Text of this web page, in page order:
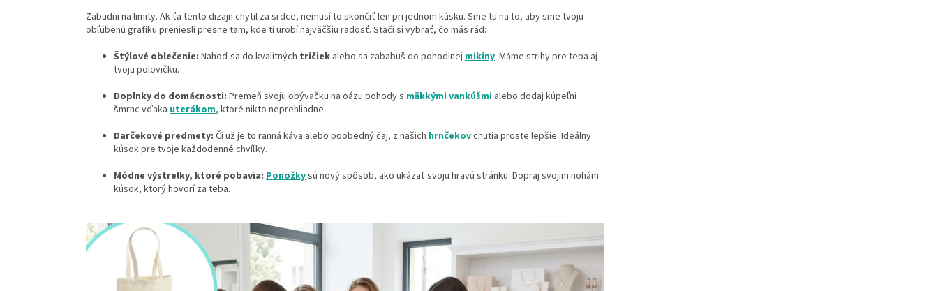
Zabudni na limity. Ak ťa tento dizajn chytil za srdce, nemusí to skončiť len pri jednom kúsku. Sme tu na to, aby sme tvoju
obľúbenú grafiku preniesli presne tam, kde ti urobí najväčšiu radosť. Stačí si vybrať, čo más rád:
Štýlové oblečenie: Nahoď sa do kvalitných tričiek alebo sa zababuš do pohodlnej mikiny. Máme strihy pre teba aj
tvoju polovičku.
Doplnky do domácnosti: Premeň svoju obývačku na oázu pohody s mäkkými vankúšmi alebo dodaj kúpeľni
šmrnc vďaka uterákom, ktoré nikto neprehliadne.
Darčekové predmety: Či už je to ranná káva alebo poobedný čaj, z našich hrnčekovchutia proste lepšie. Ideálny
kúsok pre tvoje každodenné chvíľky.
Módne výstrelky, ktoré pobavia: Ponožkysú nový spôsob, ako ukázať svoju hravú stránku. Dopraj svojim nohám
kúsok, ktorý hovorí za teba.